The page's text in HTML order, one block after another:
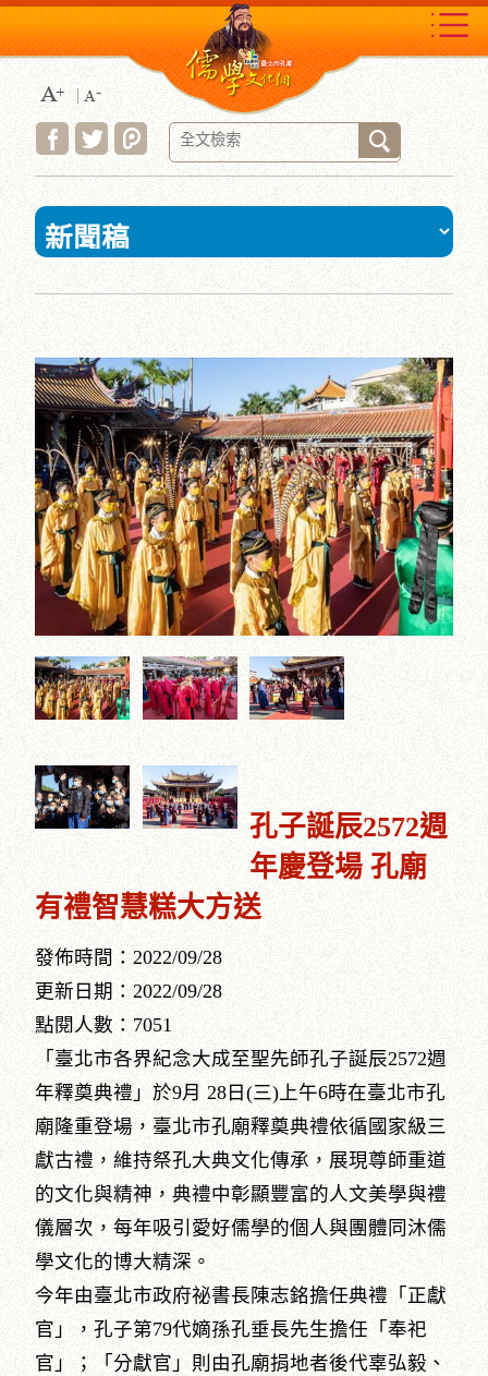
到
主
要
內
容
區
塊
:::
孔子誕辰2572週
年慶登場 孔廟
有禮智慧糕大方送
發佈時間：2022/09/28
更新日期：2022/09/28
點閱人數：7051
「臺北市各界紀念大成至聖先師孔子誕辰2572週
年釋奠典禮」於9月 28日(三)上午6時在臺北市孔
廟隆重登場，臺北市孔廟釋奠典禮依循國家級三
獻古禮，維持祭孔大典文化傳承，展現尊師重道
的文化與精神，典禮中彰顯豐富的人文美學與禮
儀層次，每年吸引愛好儒學的個人與團體同沐儒
學文化的博大精深。
今年由臺北市政府祕書長陳志銘擔任典禮「正獻
官」，孔子第79代嫡孫孔垂長先生擔任「奉祀
官」；「分獻官」則由孔廟捐地者後代辜弘毅、